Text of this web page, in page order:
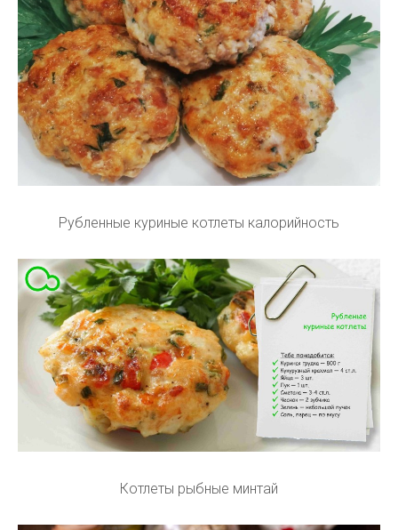
Рубленные куриные котлеты калорийность
Котлеты рыбные минтай